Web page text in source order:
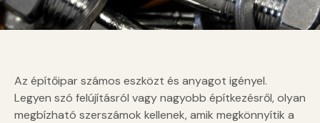
Az építőipar számos eszközt és anyagot igényel.
Legyen szó felújításról vagy nagyobb építkezésről, olyan
megbízható szerszámok kellenek, amik megkönnyítik a